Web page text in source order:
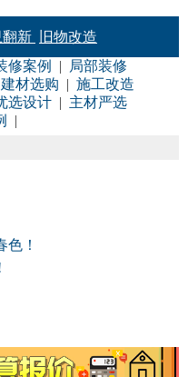
翻新
旧物改造
修案例 |
局部装修
建材选购 | 施工改造
选设计| 主材严选
|
！